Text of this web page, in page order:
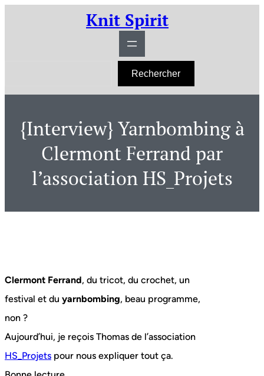
Knit Spirit
h
Rechercher
{Interview} Yarnbombing à
Clermont Ferrand par
l’association HS_Projets
Clermont Ferrand, du tricot, du crochet, un
festival et du yarnbombing, beau programme,
non ?
Aujourd’hui, je reçois Thomas de l’association
HS_Projets pour nous expliquer tout ça.